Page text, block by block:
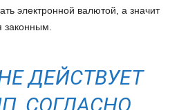
электронной валютой, а значит
законным.
ДЕЙСТВУЕТ
СОГЛАСНО